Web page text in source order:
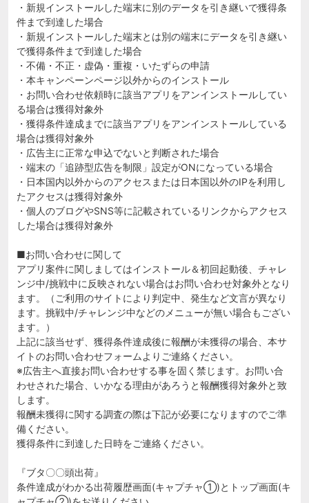
・新規インストールした端末に別のデータを引き継いで獲得条
件まで到達した場合
・新規インストールした端末とは別の端末にデータを引き継い
で獲得条件まで到達した場合
・不備・不正・虚偽・重複・いたずらの申請
・本キャンペーンページ以外からのインストール
・お問い合わせ依頼時に該当アプリをアンインストールしてい
る場合は獲得対象外
・獲得条件達成までに該当アプリをアンインストールしている
場合は獲得対象外
・広告主に正常な申込でないと判断された場合
・端末の「追跡型広告を制限」設定がONになっている場合
・日本国内以外からのアクセスまたは日本国以外のIPを利用し
たアクセスは獲得対象外
・個人のブログやSNS等に記載されているリンクからアクセス
した場合は獲得対象外
■お問い合わせに関して
アプリ案件に関しましてはインストール＆初回起動後、チャレ
ンジ中/挑戦中に反映されない場合はお問い合わせ対象外となり
ます。（ご利用のサイトにより判定中、発生など文言が異なり
ます。挑戦中/チャレンジ中などのメニューが無い場合もござい
ます。）
上記に該当せず、獲得条件達成後に報酬が未獲得の場合、本サ
イトのお問い合わせフォームよりご連絡ください。
※広告主へ直接お問い合わせする事を固く禁じます。お問い合
わせされた場合、いかなる理由があろうと報酬獲得対象外と致
します。
報酬未獲得に関する調査の際は下記が必要になりますのでご準
備ください。
獲得条件に到達した日時をご連絡ください。
『ブタ〇〇頭出荷』
条件達成がわかる出荷履歴画面(キャプチャ①)とトップ画面(キ